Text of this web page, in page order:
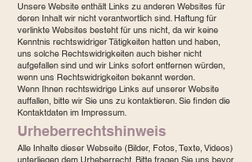
Unsere Website enthält Links zu anderen Websites für
deren Inhalt wir nicht verantwortlich sind. Haftung für
verlinkte Websites besteht für uns nicht, da wir keine
Kenntnis rechtswidriger Tätigkeiten hatten und haben,
uns solche Rechtswidrigkeiten auch bisher nicht
aufgefallen sind und wir Links sofort entfernen würden,
wenn uns Rechtswidrigkeiten bekannt werden.
Wenn Ihnen rechtswidrige Links auf unserer Website
auffallen, bitte wir Sie uns zu kontaktieren. Sie finden die
Kontaktdaten im Impressum.
Urheberrechtshinweis
Alle Inhalte dieser Webseite (Bilder, Fotos, Texte, Videos)
unterliegen dem Urheberrecht. Bitte fragen Sie uns bevor